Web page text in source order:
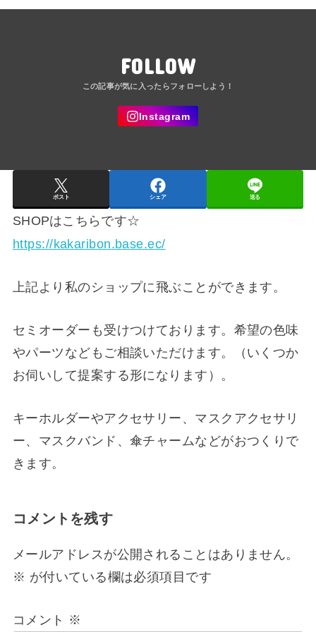
FOLLOW
ポスト シェア 送る
SHOPはこちらです☆
https://kakaribon.base.ec/
上記より私のショップに飛ぶことができます。
セミオーダーも受けつけております。希望の色味
やパーツなどもご相談いただけます。（いくつか
お伺いして提案する形になります）。
キーホルダーやアクセサリー、マスクアクセサリ
ー、マスクバンド、傘チャームなどがおつくりで
きます。
コメントを残す
メールアドレスが公開されることはありません。
※ が付いている欄は必須項目です
コメント ※